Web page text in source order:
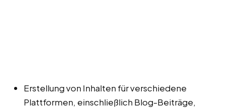
Erstellung von Inhalten für verschiedene
Plattformen, einschließlich Blog-Beiträge,